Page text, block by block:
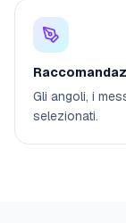
Gli angoli, i
selezionati.